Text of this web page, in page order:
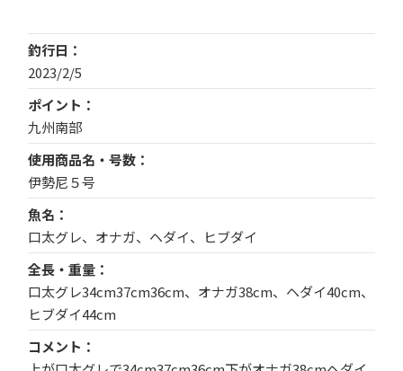
釣行日
2023/2/5
ポイント
九州南部
使用商品名・号数
伊勢尼５号
魚名
口太グレ、オナガ、ヘダイ、ヒブダイ
全長・重量
口太グレ34cm37cm36cm、オナガ38cm、ヘダイ40cm、
ヒブダイ44cm
コメント